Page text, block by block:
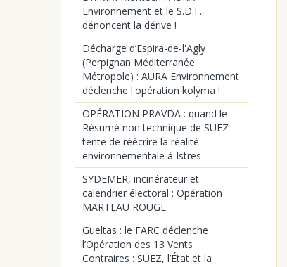
Environnement et le S.D.F.
dénoncent la dérive !
Décharge d’Espira-de-l'Agly
(Perpignan Méditerranée
Métropole) : AURA Environnement
déclenche l'opération kolyma !
OPÉRATION PRAVDA : quand le
Résumé non technique de SUEZ
tente de réécrire la réalité
environnementale à Istres
SYDEMER, incinérateur et
calendrier électoral : Opération
MARTEAU ROUGE
Gueltas : le FARC déclenche
l’Opération des 13 Vents
Contraires : SUEZ, l’État et la